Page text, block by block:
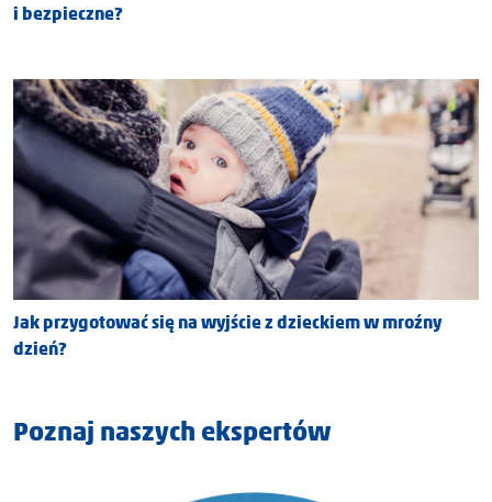
i bezpieczne?
Jak przygotować się na wyjście z dzieckiem w mroźny
dzień?
Poznaj naszych ekspertów